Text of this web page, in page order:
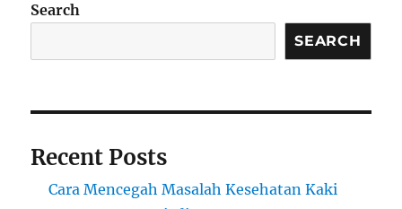
Search
SEARCH
Recent Posts
Cara Mencegah Masalah Kesehatan Kaki